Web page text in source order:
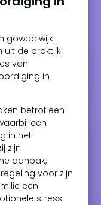
gowaalwijk
de praktijk.
van
in
betrof een
een
in het
zijn
aanpak,
voor zijn
een
stress